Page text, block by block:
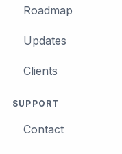
Roadmap
Updates
Clients
SUPPORT
Contact